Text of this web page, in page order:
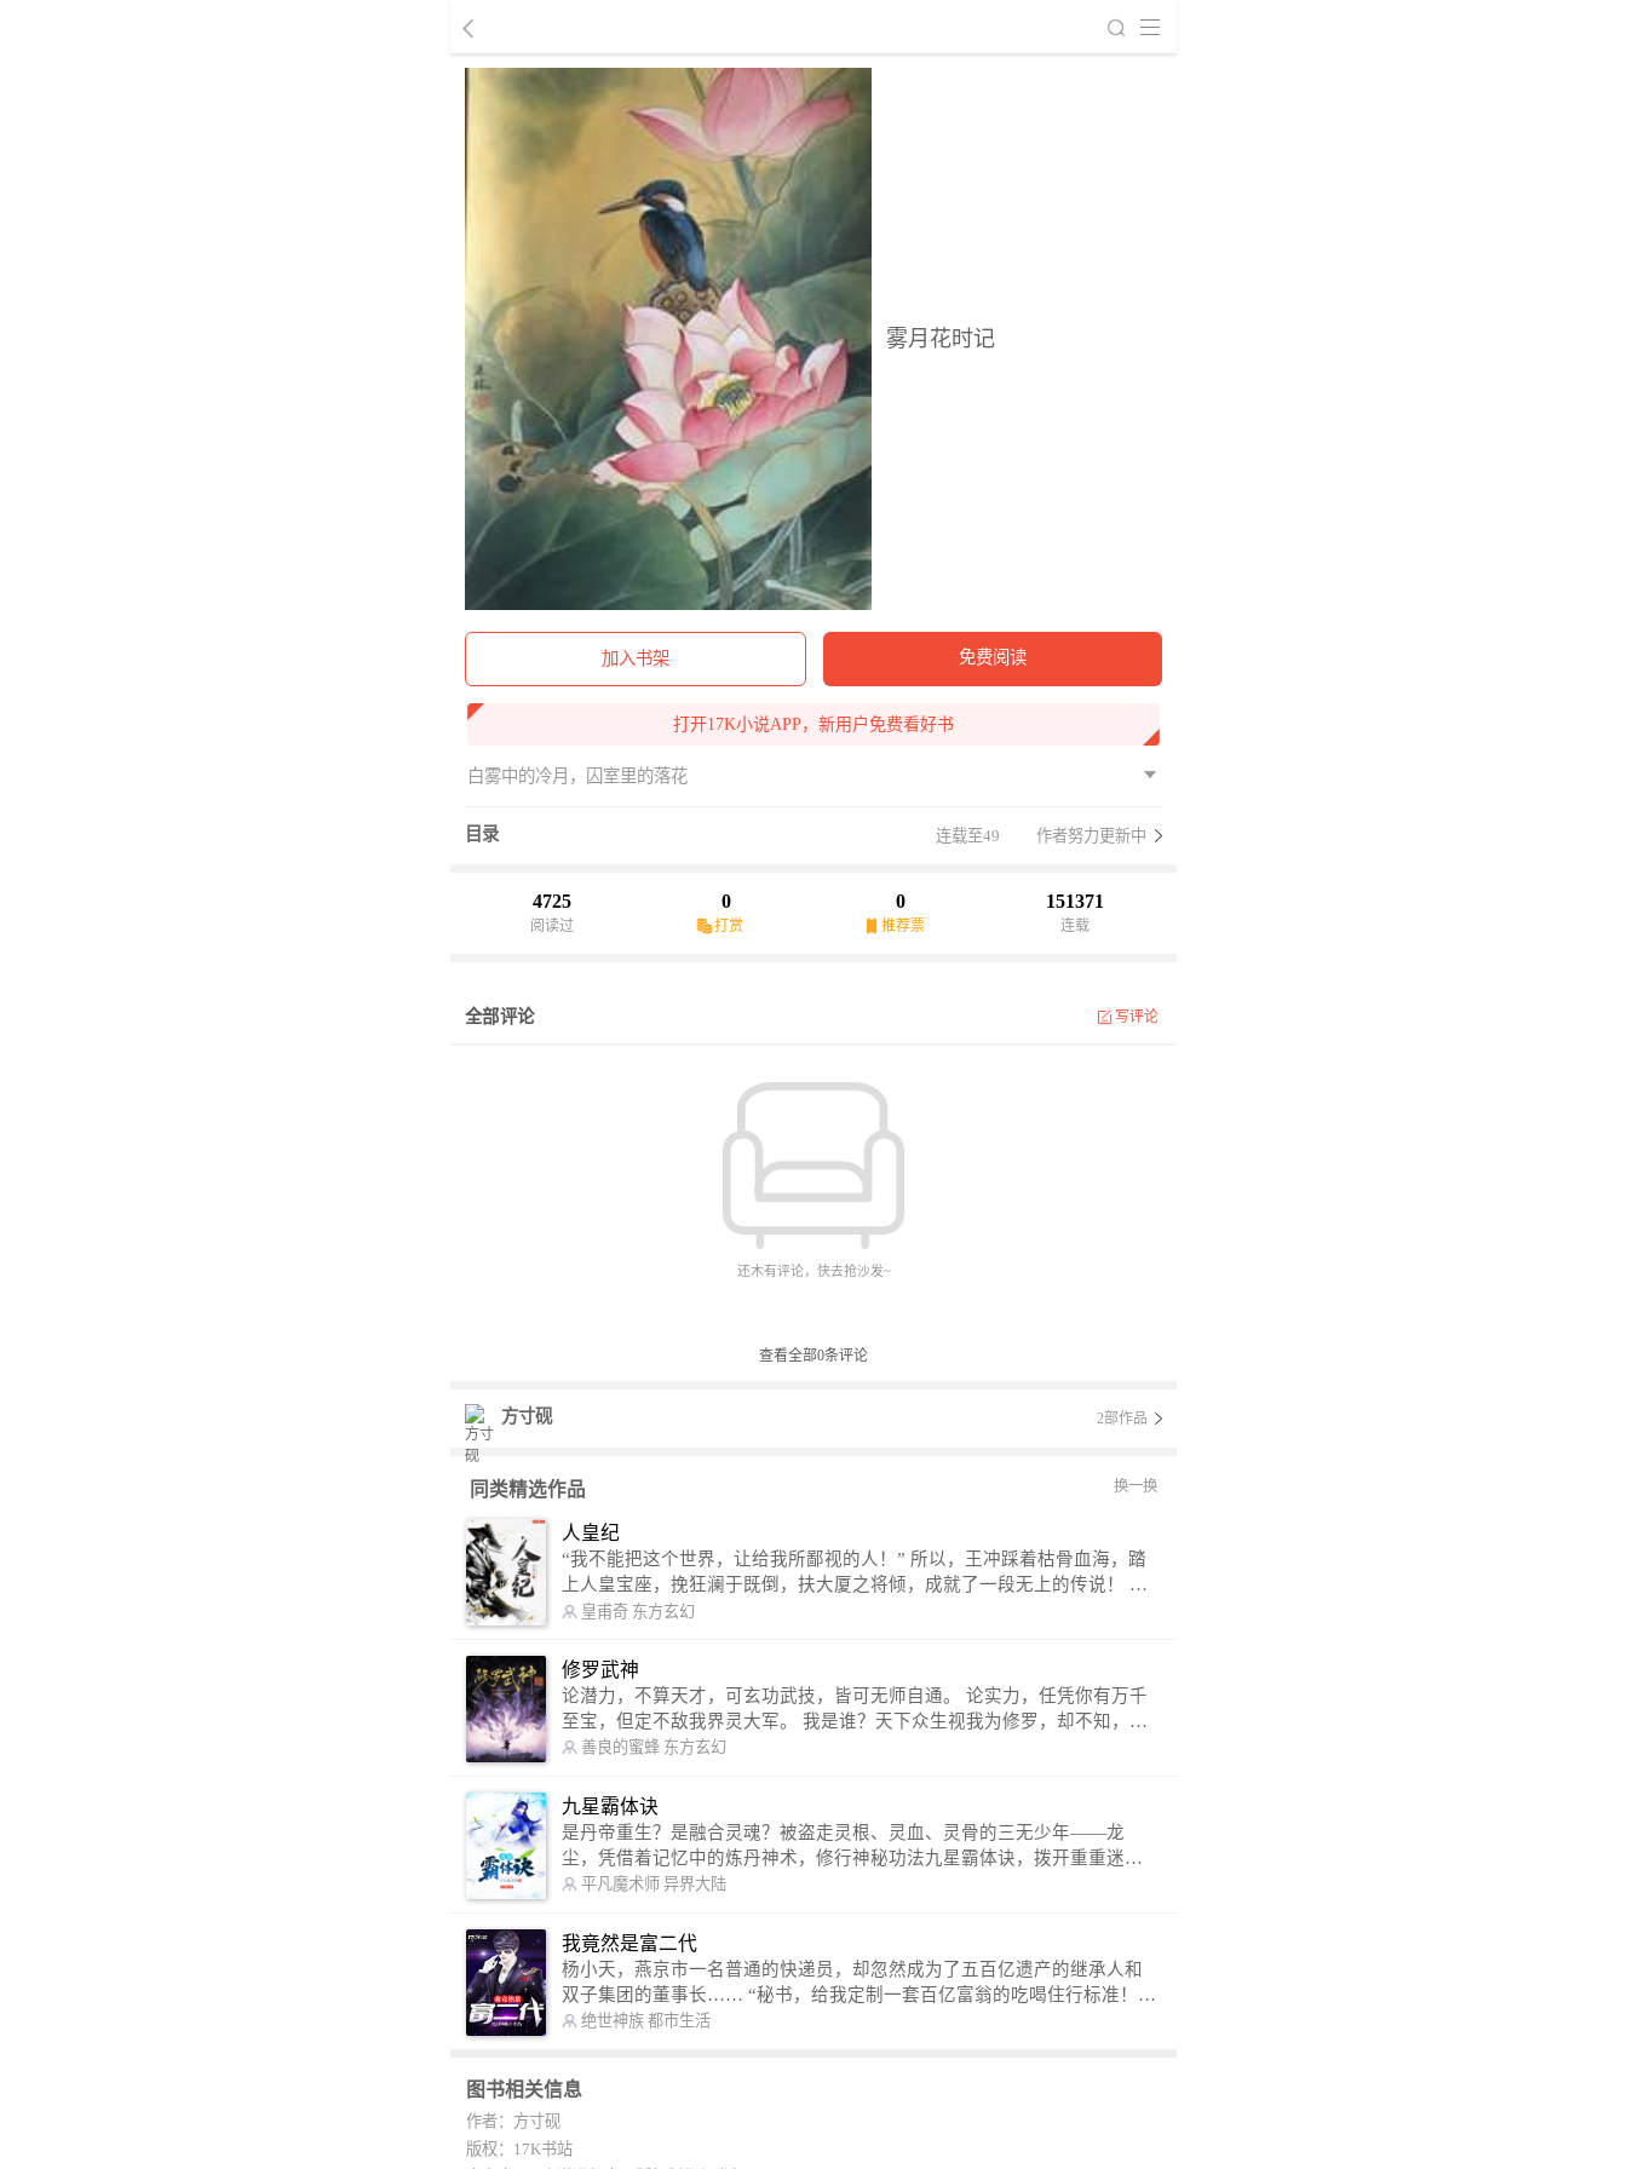
雾月花时记
加入书架 免费阅读
打开17K小说APP，新用户免费看好书
白雾中的冷月，囚室里的落花
目录 连载至49 作者努力更新中
4725
阅读过
0
打赏
0
推荐票
151371
连载
全部评论 写评论
还木有评论，快去抢沙发~
查看全部0条评论
方寸砚 2部作品
同类精选作品 换一换
人皇纪
“我不能把这个世界，让给我所鄙视的人！” 所以，王冲踩着枯骨血海，踏
上人皇宝座，挽狂澜于既倒，扶大厦之将倾，成就了一段无上的传说！ 微
信公众号：皇甫奇 （微信号：huangfuqi1985） 新浪微博：皇甫奇（地址：
皇甫奇 东方玄幻
修罗武神
论潜力，不算天才，可玄功武技，皆可无师自通。 论实力，任凭你有万千
至宝，但定不敌我界灵大军。 我是谁？天下众生视我为修罗，却不知，我
以修罗成武神。 （想看修罗武神番外，请关注蜜蜂微信公众号：善良的蜜
善良的蜜蜂 东方玄幻
九星霸体诀
是丹帝重生？是融合灵魂？被盗走灵根、灵血、灵骨的三无少年——龙
尘，凭借着记忆中的炼丹神术，修行神秘功法九星霸体诀，拨开重重迷
雾，解开惊天之局。 手掌天地乾坤，脚踏日月星辰，勾搭各色美女，
哭。 本故事纯属虚构，如有雷同，那就是真事儿，想要对号入座，抓
紧时间进群：487963015 微信公众号：平凡魔术师,或者搜索：pingfanmosh
ushi1982,公众号上有问必答，福利多多！
平凡魔术师 异界大陆
我竟然是富二代
杨小天，燕京市一名普通的快递员，却忽然成为了五百亿遗产的继承人和
双子集团的董事长…… “秘书，给我定制一套百亿富翁的吃喝住行标准！”
“好的，杨总。” “你晚上在我的床上安排五个嫩模是怎么回事？” “回杨总，
办不到的。
绝世神族 都市生活
图书相关信息
作者：方寸砚
版权：17K书站